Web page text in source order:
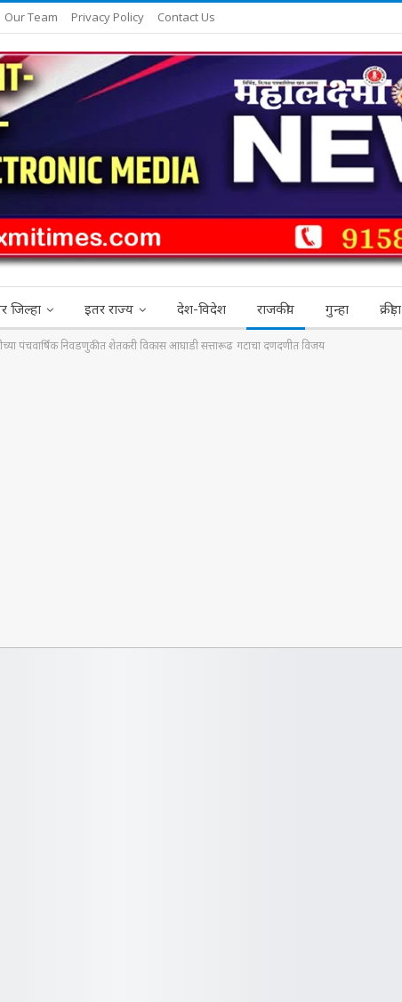
Our Team Privacy Policy Contact Us
जिल्हा इतर राज्य देश-विदेश राजकीय गुन्हा क्रीड़ा
पंचवार्षिक निवडणुकीत शेतकरी विकास आघाडी सत्तारूढ गटाचा दणदणीत विजय